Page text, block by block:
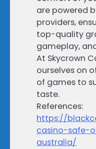
are powered
providers,
top-quality
gameplay,
At Skycrown
ourselves on
of games to
taste.
References:
https://
casino-safe-
australia/